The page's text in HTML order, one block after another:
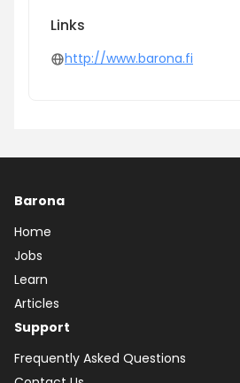
Links
http://www.barona.fi
Barona
Home
Jobs
Learn
Articles
Support
Frequently Asked Questions